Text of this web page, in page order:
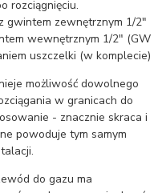
rozciągnięciu.
gwintem zewnętrznym 1/2"
wewnętrznym 1/2" (GW
uszczelki (w komplecie)
możliwość dowolnego
w granicach do
- znacznie skraca i
powoduje tym samym
do gazu ma